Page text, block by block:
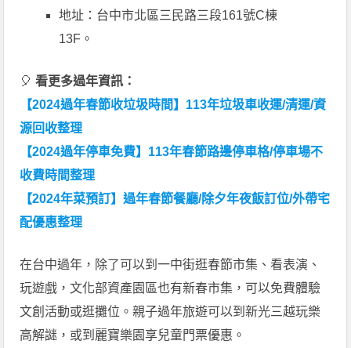
地址：台中市北區三民路三段161號C棟
13F。
🎈看更多過年資訊：
【2024過年春節收垃圾時間】113年垃圾車收運/清運/資
源回收整理
【2024過年停車免費】113年春節路邊停車格/停車場不
收費時間整理
【2024年菜預訂】過年春節餐廳/除夕年夜飯訂位/外帶宅
配優惠整理
在台中過年，除了可以到一中街逛春節市集、看表演、
玩遊戲，文化部資產園區也有新春市集，可以免費體驗
文創活動或逛攤位。親子過年旅遊可以到新光三越玩樂
高解謎，或到麗寶樂園享兒童門票優惠。